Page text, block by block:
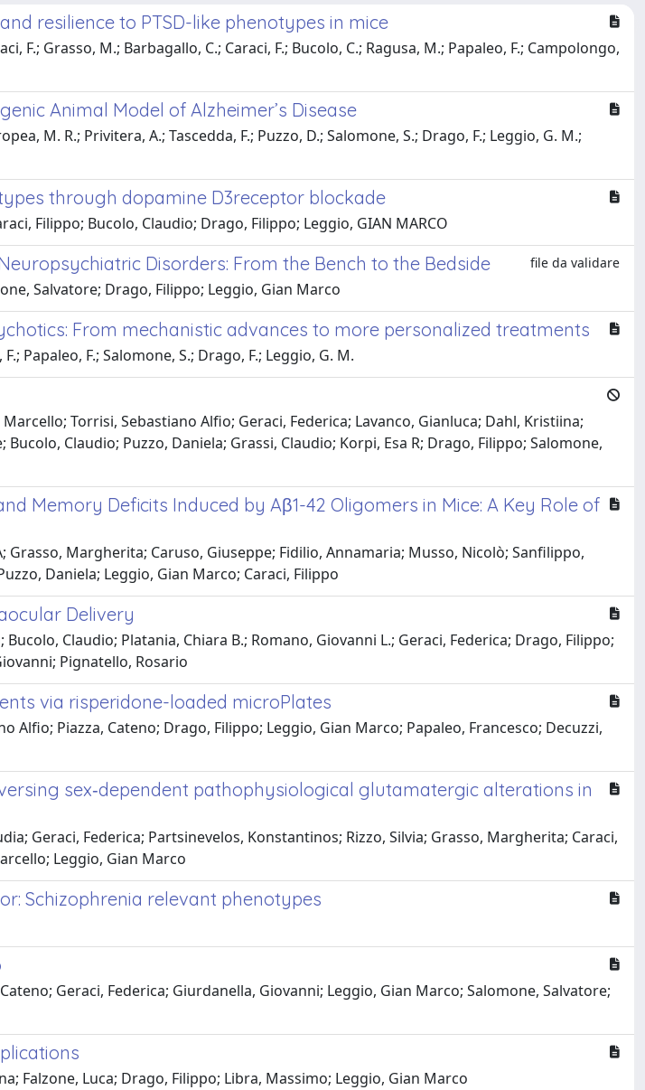
resilience to PTSD-like phenotypes in mice
F.; Grasso, M.; Barbagallo, C.; Caraci, F.; Bucolo, C.; Ragusa, M.; Papaleo, F.; Campolongo,
Animal Model of Alzheimer’s Disease
M. R.; Privitera, A.; Tascedda, F.; Puzzo, D.; Salomone, S.; Drago, F.; Leggio, G. M.;
through dopamine D3receptor blockade
Filippo; Bucolo, Claudio; Drago, Filippo; Leggio, GIAN MARCO
Disorders: From the Bench to the Bedside file da validare
Salvatore; Drago, Filippo; Leggio, Gian Marco
From mechanistic advances to more personalized treatments
Papaleo, F.; Salomone, S.; Drago, F.; Leggio, G. M.
Torrisi, Sebastiano Alfio; Geraci, Federica; Lavanco, Gianluca; Dahl, Kristiina;
Claudio; Puzzo, Daniela; Grassi, Claudio; Korpi, Esa R; Drago, Filippo; Salomone,
Memory Deficits Induced by Aβ1-42 Oligomers in Mice: A Key Role of
Grasso, Margherita; Caruso, Giuseppe; Fidilio, Annamaria; Musso, Nicolò; Sanfilippo,
Daniela; Leggio, Gian Marco; Caraci, Filippo
Delivery
Claudio; Platania, Chiara B.; Romano, Giovanni L.; Geraci, Federica; Drago, Filippo;
Pignatello, Rosario
via risperidone-loaded microPlates
Alfio; Piazza, Cateno; Drago, Filippo; Leggio, Gian Marco; Papaleo, Francesco; Decuzzi,
sex‐dependent pathophysiological glutamatergic alterations in
Geraci, Federica; Partsinevelos, Konstantinos; Rizzo, Silvia; Grasso, Margherita; Caraci,
Leggio, Gian Marco
Schizophrenia relevant phenotypes
Geraci, Federica; Giurdanella, Giovanni; Leggio, Gian Marco; Salomone, Salvatore;
Falzone, Luca; Drago, Filippo; Libra, Massimo; Leggio, Gian Marco